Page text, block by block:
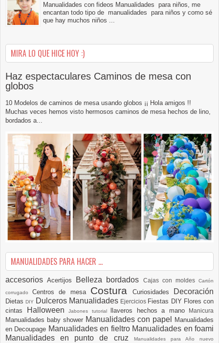
Manualidades con fideos Manualidades para niños, me
encantan todo tipo de manualidades para niños y como sé
que hay muchos niños ...
MIRA LO QUE HICE HOY :)
Haz espectaculares Caminos de mesa con
globos
10 Modelos de caminos de mesa usando globos ¡¡ Hola amigos !!
Muchas veces hemos visto hermosos caminos de mesa hechos de lino,
bordados a...
MANUALIDADES PARA HACER ...
accesoriosAcertijos Belleza bordados Cajas con moldesCartón
corrugadoCentros de mesa Costura Curiosidades Decoración
DietasDIY Dulceros Manualidades Ejercicios Fiestas DIY Flores con
cintas
Halloween Jabones tutorial llaveros hechos a mano Manicura
Manualidades baby shower Manualidades con papel
Manualidades
en Decoupage Manualidades en fieltro Manualidades en foami
Manualidades en punto de cruz
Manualidades para Año nuevo